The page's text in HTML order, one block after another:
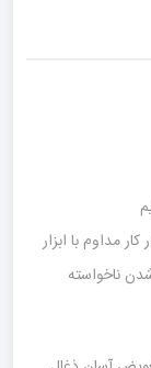
مداوم با ابزار
ناخواسته